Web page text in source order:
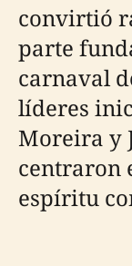
convirtió
parte
carnaval
líderes
Moreira y
centraron
espíritu